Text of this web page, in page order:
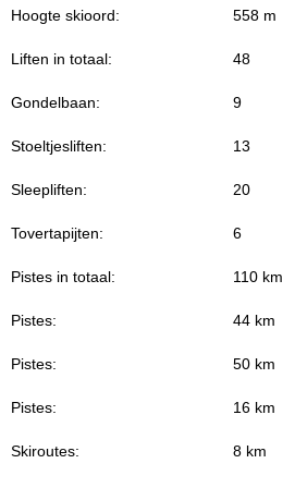
Hoogte skioord: 558 m
Liften in totaal: 48
Gondelbaan: 9
Stoeltjesliften: 13
Sleepliften: 20
Tovertapijten: 6
Pistes in totaal: 110 km
Pistes: 44 km
Pistes: 50 km
Pistes: 16 km
Skiroutes:
8 km